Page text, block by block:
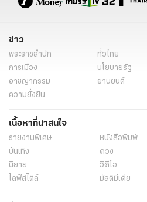
โทนบางแคติดหนี้ใคร โทนบางแคโดนคดีอะไร
พระเครื่อง
ข่าว
พระราชสำนัก ทั่วไทย
การเมือง
นโยบายรัฐ
อาชญากรรม
ยานยนต์
ความยั่งยืน
เนื้อหาที่น่าสนใจ
รายงานพิเศษ หนังสือพิมพ์
บันเทิง
ดวง
นิยาย
วิดีโอ
ไลฟ์สไตล์
มัลติมีเดีย